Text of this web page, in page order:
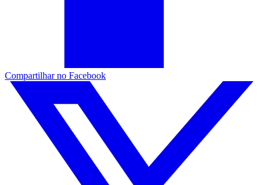
Compartilhar no Facebook